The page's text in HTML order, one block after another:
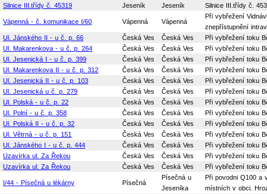
Silnice III.třídy č. 45319
Jeseník Jeseník Silnice III.třídy č.
Vápenná - č. komunikace I/60 Vápenná Vápenná
Při vybřežení
znepřístupnění
Ul. Jánského II - u č. p. 66
Česká Ves Česká Ves
Při vybřežení toku
Ul. Makarenkova - u č. p. 264
Česká Ves Česká Ves
Při vybřežení toku
Ul. Jesenická I - u č. p. 399
Česká Ves Česká Ves
Při vybřežení toku
Ul. Makarenkova II - u č. p. 312
Česká Ves Česká Ves
Při vybřežení toku
Ul. Jesenická II - u č. p. 103
Česká Ves Česká Ves
Při vybřežení toku
Ul. Jesenická u č. p. 279
Česká Ves Česká Ves
Při vybřežení toku
Ul. Polská - u č. p. 22
Česká Ves Česká Ves
Při vybřežení toku
Ul. Polní - u č. p. 358
Česká Ves Česká Ves
Při vybřežení toku
Ul. Polská II - u č. p. 32
Česká Ves Česká Ves
Při vybřežení toku
Ul. Větrná - u č. p. 151
Česká Ves Česká Ves
Při vybřežení toku
Ul. Jánského I - u č. p. 444
Česká Ves Česká Ves
Při vybřežení toku
Uzavírka ul. Za Řekou
Česká Ves Česká Ves
Při vybřežení toku
Uzavírka ul. Za Řekou
Česká Ves Česká Ves Při vybřežení toku
I/44 - Písečná u lékárny Písečná
Písečná u
Jeseníka
Při povodni Q100 a
místních v obci.